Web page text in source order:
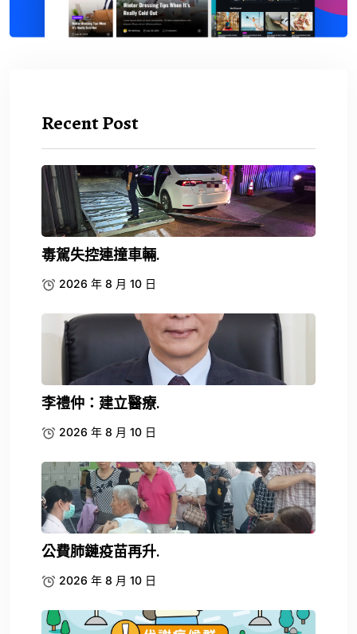
Recent Post
毒駕失控連撞車輛.
2026 年 8 月 10 日
李禮仲：建立醫療.
2026 年 8 月 10 日
公費肺鏈疫苗再升.
2026 年 8 月 10 日